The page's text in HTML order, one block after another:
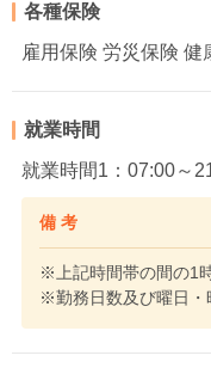
各種保険
雇用保険 労災保険 健
就業時間
就業時間1：07:00～
備 考
※上記時間帯の間の1
※勤務日数及び曜日・